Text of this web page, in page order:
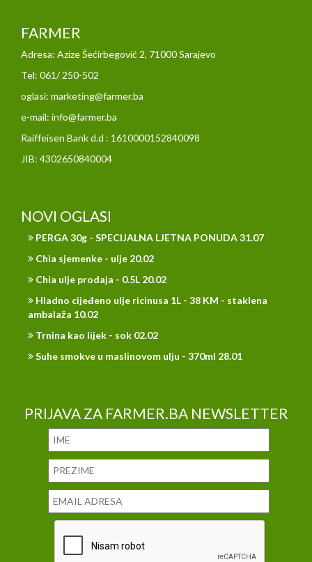
FARMER
Adresa: Azize Šećirbegović 2, 71000 Sarajevo
Tel: 061/ 250-502
oglasi: marketing@farmer.ba
e-mail: info@farmer.ba
Raiffeisen Bank d.d : 1610000152840098
JIB: 4302650840004
NOVI OGLASI
PERGA 30g - SPECIJALNA LJETNA PONUDA 31.07
Chia sjemenke - ulje 20.02
Chia ulje prodaja - 0.5L 20.02
Hladno cijeđeno ulje ricinusa 1L - 38 KM - staklena
ambalaža 10.02
Trnina kao lijek - sok 02.02
Suhe smokve u maslinovom ulju - 370ml 28.01
PRIJAVA ZA FARMER.BA NEWSLETTER